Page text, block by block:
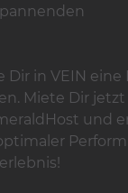
Dir in VEIN eine
Miete Dir
und